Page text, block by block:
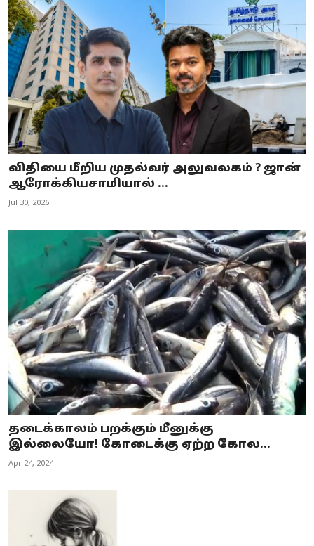
விதியை மீறிய முதல்வர் அலுவலகம் ? ஜான்
ஆரோக்கியசாமியால் ...
Jul 30, 2026
தடைக்காலம் பறக்கும் மீனுக்கு
இல்லையோ! கோடைக்கு ஏற்ற கோல...
Apr 24, 2024